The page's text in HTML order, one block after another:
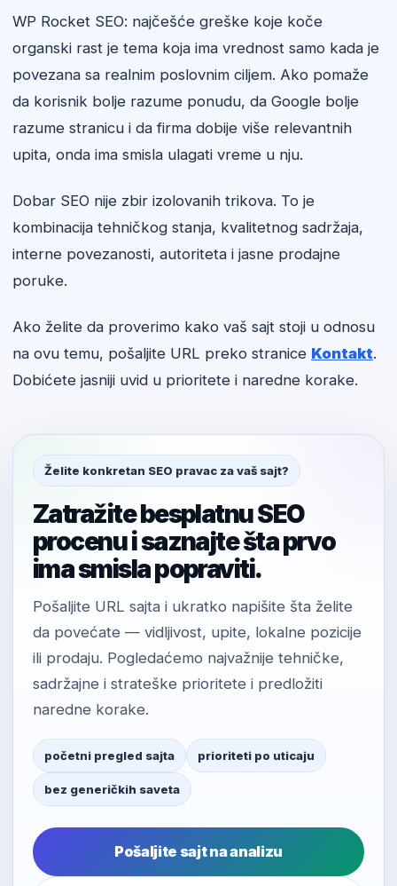
WP Rocket SEO: najčešće greške koje koče
organski rast je tema koja ima vrednost samo kada je
povezana sa realnim poslovnim ciljem. Ako pomaže
da korisnik bolje razume ponudu, da Google bolje
razume stranicu i da firma dobije više relevantnih
upita, onda ima smisla ulagati vreme u nju.
Dobar SEO nije zbir izolovanih trikova. To je
kombinacija tehničkog stanja, kvalitetnog sadržaja,
interne povezanosti, autoriteta i jasne prodajne
poruke.
Ako želite da proverimo kako vaš sajt stoji u odnosu
na ovu temu, pošaljite URL preko stranice Kontakt.
Dobićete jasniji uvid u prioritete i naredne korake.
Želite konkretan SEO pravac za vaš sajt?
Zatražite besplatnu SEO
procenu i saznajte šta prvo
ima smisla popraviti.
Pošaljite URL sajta i ukratko napišite šta želite
da povećate — vidljivost, upite, lokalne pozicije
ili prodaju. Pogledaćemo najvažnije tehničke,
sadržajne i strateške prioritete i predložiti
naredne korake.
početni pregled sajta prioriteti po uticaju
bez generičkih saveta
Pošaljite sajt na analizu